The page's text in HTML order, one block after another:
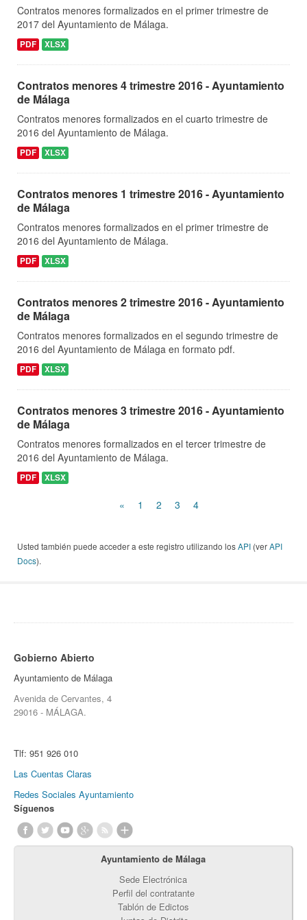
Contratos menores formalizados en el primer trimestre de
2017 del Ayuntamiento de Málaga.
PDF XLSX
Contratos menores 4 trimestre 2016 - Ayuntamiento
de Málaga
Contratos menores formalizados en el cuarto trimestre de
2016 del Ayuntamiento de Málaga.
PDF XLSX
Contratos menores 1 trimestre 2016 - Ayuntamiento
de Málaga
Contratos menores formalizados en el primer trimestre de
2016 del Ayuntamiento de Málaga.
PDF XLSX
Contratos menores 2 trimestre 2016 - Ayuntamiento
de Málaga
Contratos menores formalizados en el segundo trimestre de
2016 del Ayuntamiento de Málaga en formato pdf.
PDF XLSX
Contratos menores 3 trimestre 2016 - Ayuntamiento
de Málaga
Contratos menores formalizados en el tercer trimestre de
2016 del Ayuntamiento de Málaga.
PDF XLSX
« 1 2 3 4
Usted también puede acceder a este registro utilizando losAPI (verAPI
Docs).
Gobierno Abierto
Ayuntamiento de Málaga
Avenida de Cervantes, 4
29016 - MÁLAGA.
Tlf: 951 926 010
Las Cuentas Claras
Redes Sociales Ayuntamiento
Síguenos
Ayuntamiento de Málaga
Sede Electrónica
Perfil del contratante
Tablón de Edictos